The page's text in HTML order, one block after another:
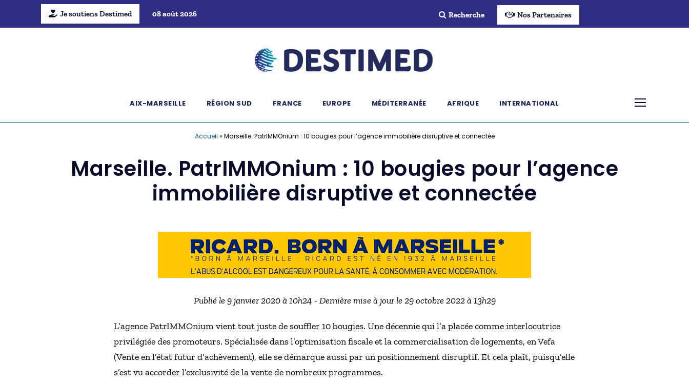
Je soutiens Destimed 08 août 2026 Recherche Nos Partenaires
AIX-MARSEILLE RÉGION SUD FRANCE EUROPE MÉDITERRANÉE AFRIQUE INTERNATIONAL
Accueil » Marseille. PatrIMMOnium : 10 bougies pour l’agence immobilière disruptive et connectée
Marseille. PatrIMMOnium : 10 bougies pour l’agence
immobilière disruptive et connectée
Publié le 9 janvier 2020 à 10h24 - Dernière mise à jour le 29 octobre 2022 à 13h29
L’agence PatrIMMOnium vient tout juste de souffler 10 bougies. Une décennie qui l’a placée comme interlocutrice
privilégiée des promoteurs. Spécialisée dans l’optimisation fiscale et la commercialisation de logements, en Vefa
(Vente en l’état futur d’achèvement), elle se démarque aussi par un positionnement disruptif. Et cela plaît, puisqu’elle
s’est vu accorder l’exclusivité de la vente de nombreux programmes.